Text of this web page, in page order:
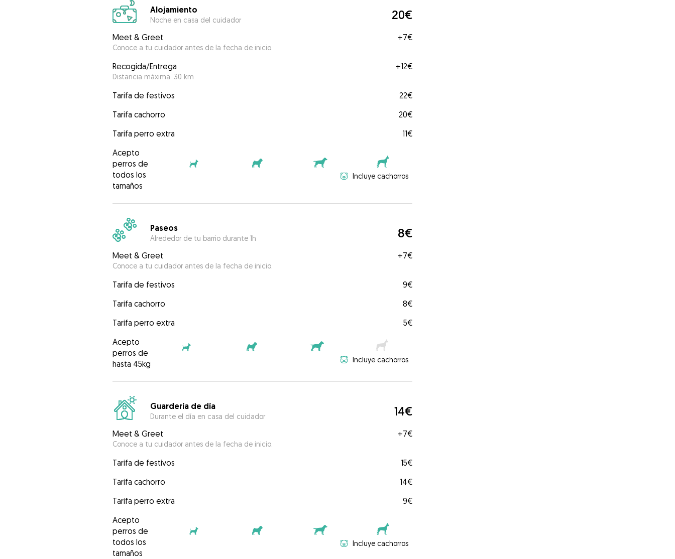
Alojamiento
Noche en casa del cuidador 20€
Meet & Greet
Conoce a tu cuidador antes de la fecha de inicio.
+7€
Recogida/Entrega
Distancia máxima: 30 km
+12€
Tarifa de festivos
22€
Tarifa cachorro
20€
Tarifa perro extra
11€
Acepto
perros de
todos los
tamaños
Incluye cachorros
Paseos
Alrededor de tu barrio durante 1h 8€
Meet & Greet
Conoce a tu cuidador antes de la fecha de inicio.
+7€
Tarifa de festivos
9€
Tarifa cachorro
8€
Tarifa perro extra
5€
Acepto
perros de
hasta 45kg
Incluye cachorros
Guardería de día
Durante el día en casa del cuidador 14€
Meet & Greet
Conoce a tu cuidador antes de la fecha de inicio.
+7€
Tarifa de festivos
15€
Tarifa cachorro
14€
Tarifa perro extra
9€
Acepto
perros de
todos los
tamaños
Incluye cachorros